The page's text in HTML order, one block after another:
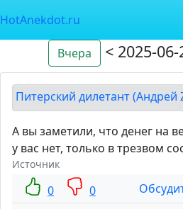
HotAnekdot.ru
Вчера < 2025-06-
Питерский дилетант (Андрей
А вы заметили, что денег на
у вас нет, только в трезвом
Источник
0 0